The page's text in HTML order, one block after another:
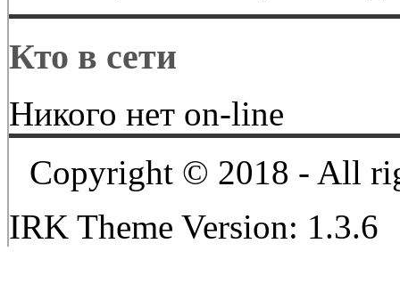
Кто в сети
Никого нет on-line
Copyright © 2018 - All
IRK Theme Version: 1.3.6